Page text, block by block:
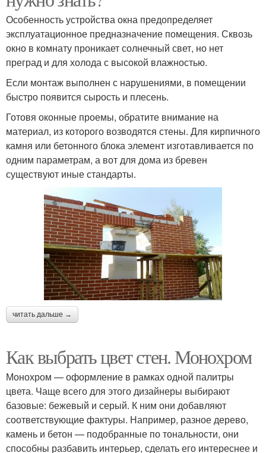
Особенность устройства окна предопределяет
эксплуатационное предназначение помещения. Сквозь
окно в комнату проникает солнечный свет, но нет
преград и для холода с высокой влажностью.
Если монтаж выполнен с нарушениями, в помещении
быстро появится сырость и плесень.
Готовя оконные проемы, обратите внимание на
материал, из которого возводятся стены. Для кирпичного
камня или бетонного блока элемент изготавливается по
одним параметрам, а вот для дома из бревен
существуют иные стандарты.
читать дальше →
Как выбрать цвет стен. Монохром
Монохром — оформление в рамках одной палитры
цвета. Чаще всего для этого дизайнеры выбирают
базовые: бежевый и серый. К ним они добавляют
соответствующие фактуры. Например, разное дерево,
камень и бетон — подобранные по тональности, они
способны разбавить интерьер, сделать его интереснее и